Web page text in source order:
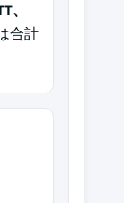
、
合計